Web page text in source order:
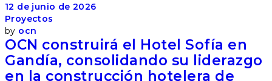
12 de junio de 2026
Proyectos
by ocn
OCN construirá el Hotel Sofía en
Gandía, consolidando su liderazgo
en la construcción hotelera de